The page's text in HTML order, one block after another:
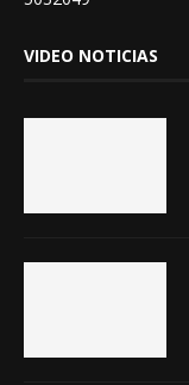
VIDEO NOTICIAS